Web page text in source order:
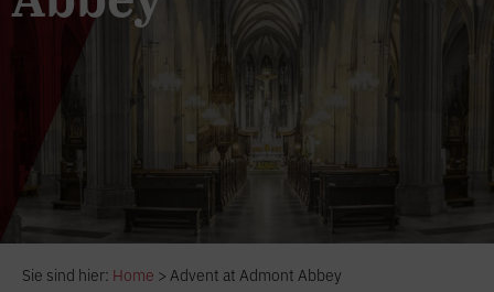
Sie sind hier: Home > Advent at Admont Abbey